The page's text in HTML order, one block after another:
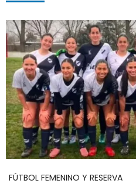
FÚTBOL FEMENINO Y RESERVA